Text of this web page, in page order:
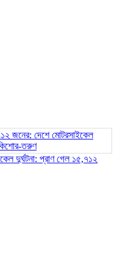
দুর্ঘটনা: প্রাণ গেল ১৫,৭১২